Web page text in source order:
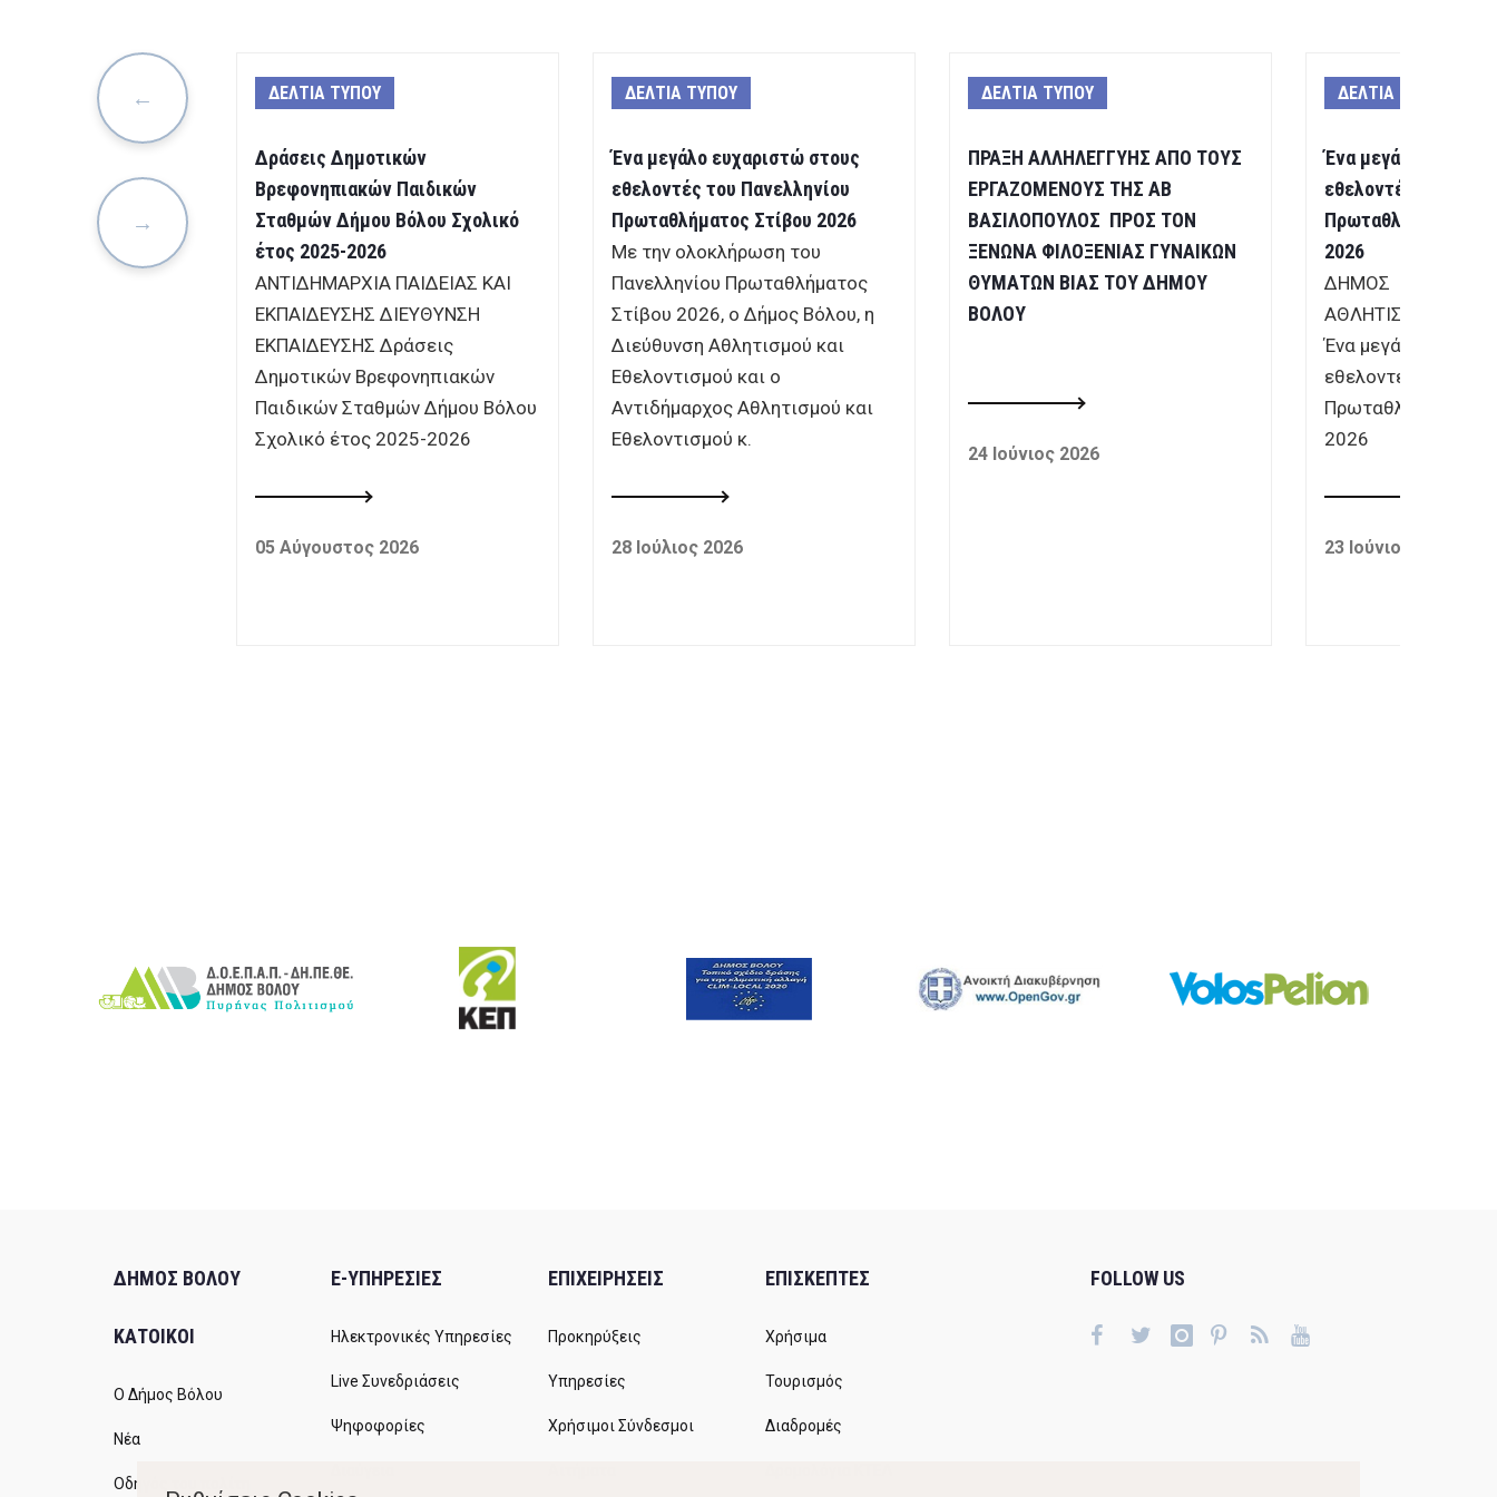
ΝΕΑΣ ΙΩΝΙΑΣ
ΔΙΕΥΘΥΝΣΗ
ΠΡΟΣΤΑΣΙΑΣ, ΚΑΠΗ
ΔΕΛΤΙΑ ΤΥΠΟΥ
Δράσεις Δημοτικών
Βρεφονηπιακών Παιδικών
Σταθμών Δήμου Βόλου Σχολικό
έτος 2025-2026
ΑΝΤΙΔΗΜΑΡΧΙΑ ΠΑΙΔΕΙΑΣ ΚΑΙ
ΕΚΠΑΙΔΕΥΣΗΣ ΔΙΕΥΘΥΝΣΗ
ΕΚΠΑΙΔΕΥΣΗΣ Δράσεις
Δημοτικών Βρεφονηπιακών
Παιδικών Σταθμών Δήμου Βόλου
Σχολικό έτος 2025-2026
05 Αύγουστος 2026
ΔΕΛΤΙΑ ΤΥΠΟΥ
Ένα μεγάλο ευχαριστώ στους
εθελοντές του Πανελληνίου
Πρωταθλήματος Στίβου 2026
Με την ολοκλήρωση του
Πανελληνίου Πρωταθλήματος
Στίβου 2026, ο Δήμος Βόλου, η
Διεύθυνση Αθλητισμού και
Εθελοντισμού και ο
Αντιδήμαρχος Αθλητισμού και
Εθελοντισμού κ.
28 Ιούλιος 2026
ΔΕΛΤΙΑ ΤΥΠΟΥ
ΠΡΑΞΗ ΑΛΛΗΛΕΓΓΥΗΣ ΑΠΟ ΤΟΥΣ
ΕΡΓΑΖΟΜΕΝΟΥΣ ΤΗΣ ΑΒ
ΒΑΣΙΛΟΠΟΥΛΟΣ ΠΡΟΣ ΤΟΝ
ΞΕΝΩΝΑ ΦΙΛΟΞΕΝΙΑΣ ΓΥΝΑΙΚΩΝ
ΘΥΜΑΤΩΝ ΒΙΑΣ ΤΟΥ ΔΗΜΟΥ
ΒΟΛΟΥ
24 Ιούνιος 2026
ΔΕΛΤΙΑ ΤΥΠΟΥ
Ένα μεγάλο
εθελοντές του
Πρωταθλήματος
2026
ΔΗΜΟΣ ΒΟΛΟΥ
ΑΘΛΗΤΙΣΜΟΥ
Ένα μεγάλο
εθελοντές του
Πρωταθλήματος
2026
23 Ιούνιος 2026
ΔΗΜΟΣ ΒΟΛΟΥ
ΚΑΤΟΙΚΟΙ
Ο Δήμος Βόλου
Νέα
Οδηγός του πολίτη
E-ΥΠΗΡΕΣΙΕΣ
Ηλεκτρονικές Υπηρεσίες
Live Συνεδριάσεις
Ψηφοφορίες
ΕΠΙΧΕΙΡΗΣΕΙΣ
Προκηρύξεις
Υπηρεσίες
Χρήσιμοι Σύνδεσμοι
ΕΠΙΣΚΕΠΤΕΣ
Χρήσιμα
Τουρισμός
Διαδρομές
FOLLOW US